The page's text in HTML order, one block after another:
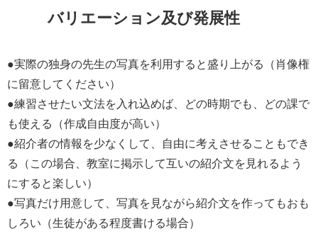
バリエーション及び発展性
●実際の独身の先生の写真を利用すると盛り上がる（肖像権
に留意してください）
●練習させたい文法を入れ込めば、どの時期でも、どの課で
も使える（作成自由度が高い）
●紹介者の情報を少なくして、自由に考えさせることもでき
る（この場合、教室に掲示して互いの紹介文を見れるよう
にすると楽しい）
●写真だけ用意して、写真を見ながら紹介文を作ってもおも
しろい（生徒がある程度書ける場合）